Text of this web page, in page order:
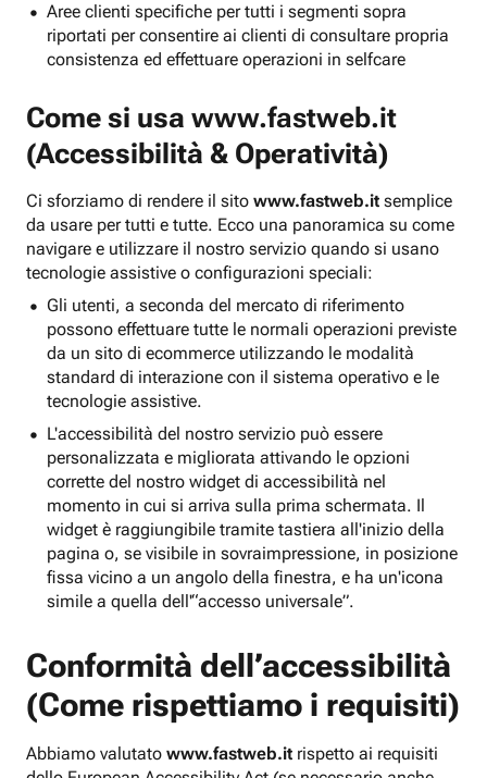
Aree clienti specifiche per tutti i segmenti sopra
riportati per consentire ai clienti di consultare propria
consistenza ed effettuare operazioni in selfcare
Come si usa www.fastweb.it
(Accessibilità & Operatività)
Ci sforziamo di rendere il sito www.fastweb.it semplice
da usare per tutti e tutte. Ecco una panoramica su come
navigare e utilizzare il nostro servizio quando si usano
tecnologie assistive o configurazioni speciali:
Gli utenti, a seconda del mercato di riferimento
possono effettuare tutte le normali operazioni previste
da un sito di ecommerce utilizzando le modalità
standard di interazione con il sistema operativo e le
tecnologie assistive.
L'accessibilità del nostro servizio può essere
personalizzata e migliorata attivando le opzioni
corrette del nostro widget di accessibilità nel
momento in cui si arriva sulla prima schermata. Il
widget è raggiungibile tramite tastiera all'inizio della
pagina o, se visibile in sovraimpressione, in posizione
fissa vicino a un angolo della finestra, e ha un'icona
simile a quella dell'“accesso universale”.
Conformità dell’accessibilità
(Come rispettiamo i requisiti)
Abbiamo valutato www.fastweb.it rispetto ai requisiti